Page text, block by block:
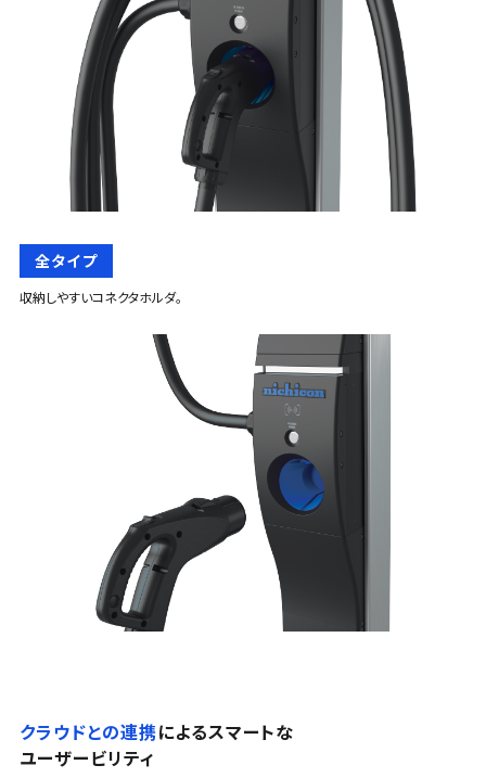
全タイプ
収納しやすいコネクタホルダ。
クラウドとの連携によるスマートな
ユーザービリティ